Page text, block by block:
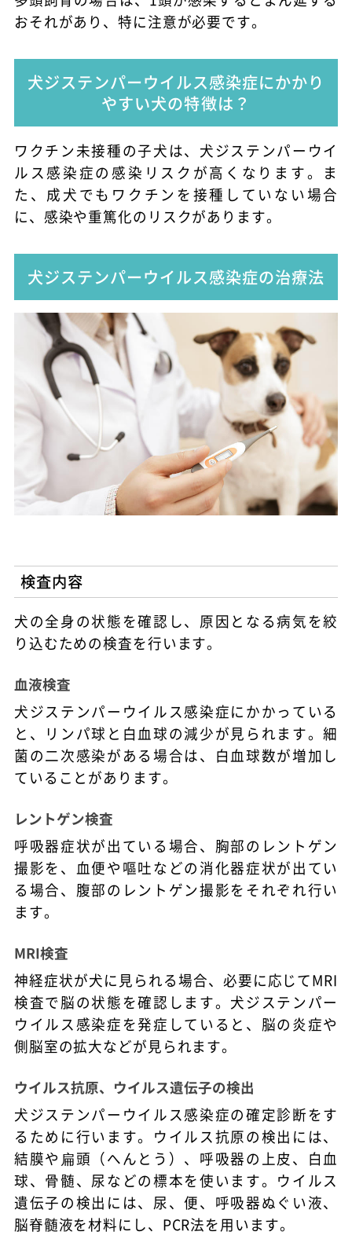
おそれがあり、特に注意が必要です。
犬ジステンパーウイルス感染症にかかり
やすい犬の特徴は？
ワクチン未接種の子犬は、犬ジステンパーウイ
ルス感染症の感染リスクが高くなります。ま
た、成犬でもワクチンを接種していない場合
に、感染や重篤化のリスクがあります。
犬ジステンパーウイルス感染症の治療法
検査内容
犬の全身の状態を確認し、原因となる病気を絞
り込むための検査を行います。
血液検査
犬ジステンパーウイルス感染症にかかっている
と、リンパ球と白血球の減少が見られます。細
菌の二次感染がある場合は、白血球数が増加し
ていることがあります。
レントゲン検査
呼吸器症状が出ている場合、胸部のレントゲン
撮影を、血便や嘔吐などの消化器症状が出てい
る場合、腹部のレントゲン撮影をそれぞれ行い
ます。
MRI検査
神経症状が犬に見られる場合、必要に応じてMRI
検査で脳の状態を確認します。犬ジステンパー
ウイルス感染症を発症していると、脳の炎症や
側脳室の拡大などが見られます。
ウイルス抗原、ウイルス遺伝子の検出
犬ジステンパーウイルス感染症の確定診断をす
るために行います。ウイルス抗原の検出には、
結膜や扁頭（へんとう）、呼吸器の上皮、白血
球、骨髄、尿などの標本を使います。ウイルス
遺伝子の検出には、尿、便、呼吸器ぬぐい液、
脳脊髄液を材料にし、PCR法を用います。